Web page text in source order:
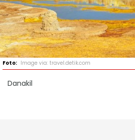
Image via: travel.detik.com
Danakil